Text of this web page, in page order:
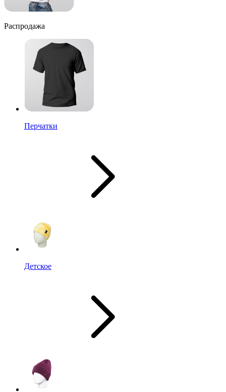
Распродажа
Перчатки
Детское